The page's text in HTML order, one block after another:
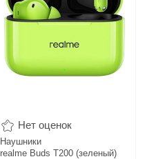
Нет оценок
Наушники
realme Buds T200 (зеленый)